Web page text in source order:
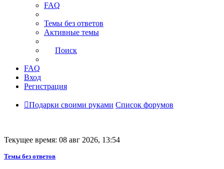
FAQ
Темы без ответов
Активные темы
Поиск
FAQ
Вход
Регистрация
Подарки своими руками Список форумов
Текущее время: 08 авг 2026, 13:54
Темы без ответов